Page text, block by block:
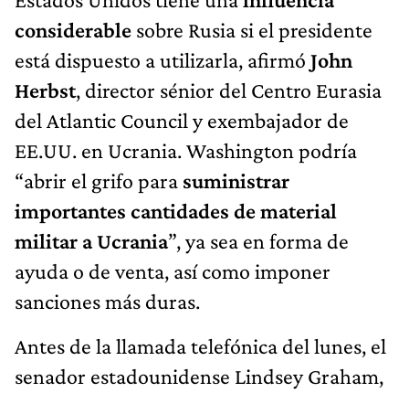
considerable sobre Rusia si el presidente
está dispuesto a utilizarla, afirmó John
Herbst, director sénior del Centro Eurasia
del Atlantic Council y exembajador de
EE.UU. en Ucrania. Washington podría
“abrir el grifo para suministrar
importantes cantidades de material
militar a Ucrania”, ya sea en forma de
ayuda o de venta, así como imponer
sanciones más duras.
Antes de la llamada telefónica del lunes, el
senador estadounidense Lindsey Graham,